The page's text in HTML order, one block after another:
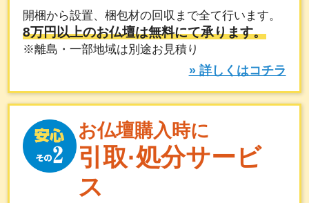
開梱から設置、梱包材の回収まで全て行います。
8万円以上のお仏壇は無料にて承ります。
※離島・一部地域は別途お見積り
» 詳しくはコチラ
お仏壇購入時に
引取·処分サービ
ス